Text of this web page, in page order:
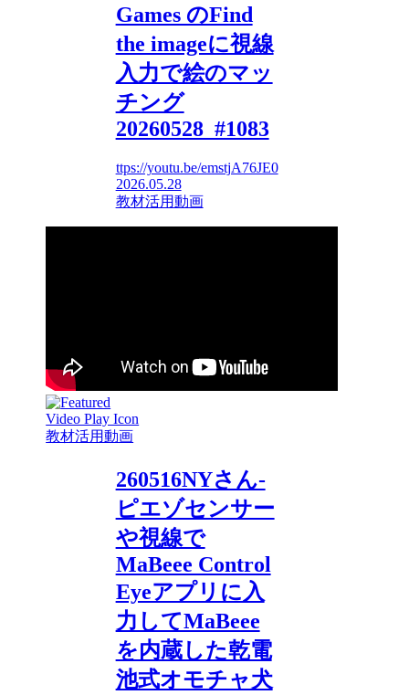
Games のFind
the imageに視線
入力で絵のマッ
チング
20260528_#1083
ttps://youtu.be/emstjA76JE0
2026.05.28
教材活用動画
教材活用動画
260516NYさん-
ピエゾセンサー
や視線で
MaBeee Control
Eyeアプリに入
力してMaBeee
を内蔵した乾電
池式オモチャ犬